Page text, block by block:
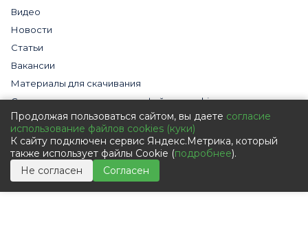
Видео
Новости
Статьи
Вакансии
Материалы для скачивания
Cогласие на использование файлов cookies
Обработка персональных данных с помощью сервиса
«Яндекс.Метрика»
Политика в отношении обработки персональных данных
Пользовательское соглашение
Согласие на обработку персональных данных
Продолжая пользоваться сайтом, вы даете согласие
использование файлов cookies (куки)
К сайту подключен сервис Яндекс.Метрика, который
также использует файлы Cookie (подробнее).
Не согласен
Согласен